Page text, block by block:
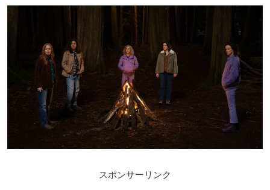
スポンサーリンク